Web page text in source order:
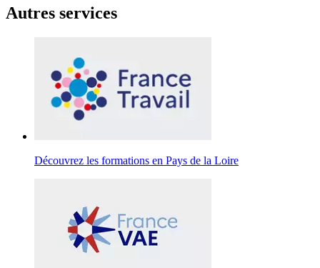
Autres services
Découvrez les formations en Pays de la Loire